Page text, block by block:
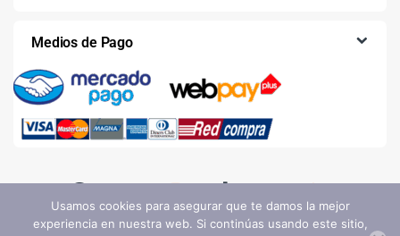
Medios de Pago
Usamos cookies para asegurar que te damos la mejor
experiencia en nuestra web. Si continúas usando este sitio,